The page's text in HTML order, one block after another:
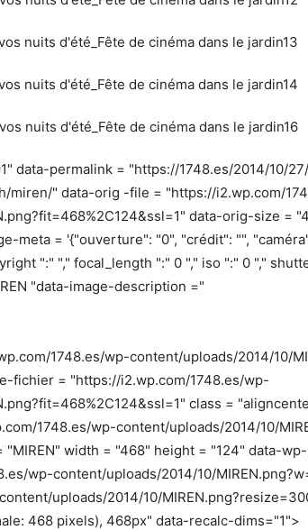
data-permalink = "https://1748.es/2014/10/
" data-orig -file = "https://i2.wp.com/
data-orig-size =
meta = '{"ouverture": "0", "crédit": "",
":" "," focal_length ":" 0 "," iso ":" 0 ","
"data-image-description ="
1748.es/wp-content/uploads/2014/10/
fichier = "https://i2.wp.com/1748.es/wp-
class =
1748.es/wp-content/uploads/2014/10/
"MIREN" width = "468" height = "124" data-
wp-content/uploads/2014/10/
uploads/2014/10/
468 pixels), 468px" data-recalc-dims="1">